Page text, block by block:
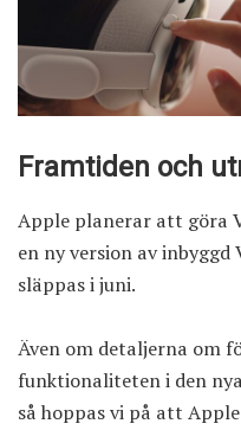
Framtiden och
Apple planerar att göra
en ny version av
släppas i juni.
Även om detaljerna om
funktionaliteten i den
så hoppas vi på att